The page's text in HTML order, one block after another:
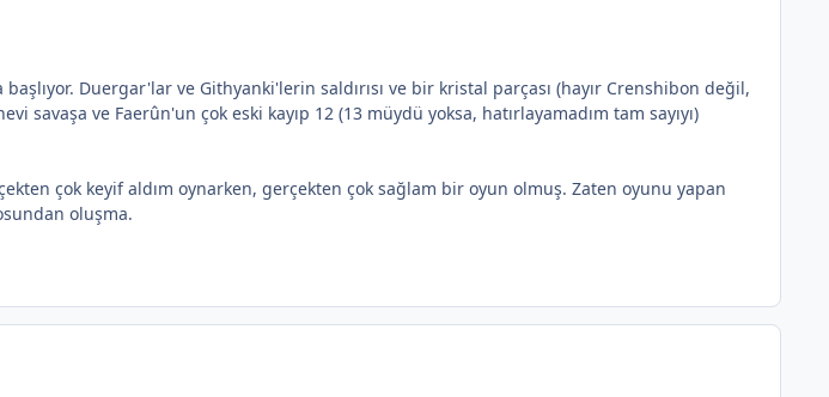
Duergar'lar ve Githyanki'lerin saldırısı ve bir kristal parçası (hayır Crenshibon değil,
savaşa ve Faerûn'un çok eski kayıp 12 (13 müydü yoksa, hatırlayamadım tam sayıyı)
çok keyif aldım oynarken, gerçekten çok sağlam bir oyun olmuş. Zaten oyunu yapan
oluşma.